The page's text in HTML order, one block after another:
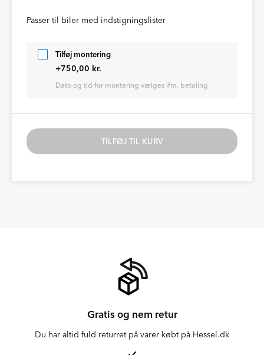
Passer til biler med indstigningslister
Tilføj montering
+750,00 kr.
Dato og tid for montering vælges ifm. betaling
TILFØJ TIL KURV
Gratis og nem retur
Du har altid fuld returret på varer købt på Hessel.dk